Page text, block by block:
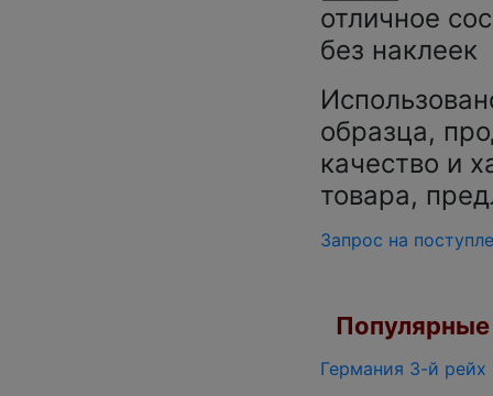
отличное
без наклеек
образца,
качество и
товара,
Запрос на
Германия 3-й рейх